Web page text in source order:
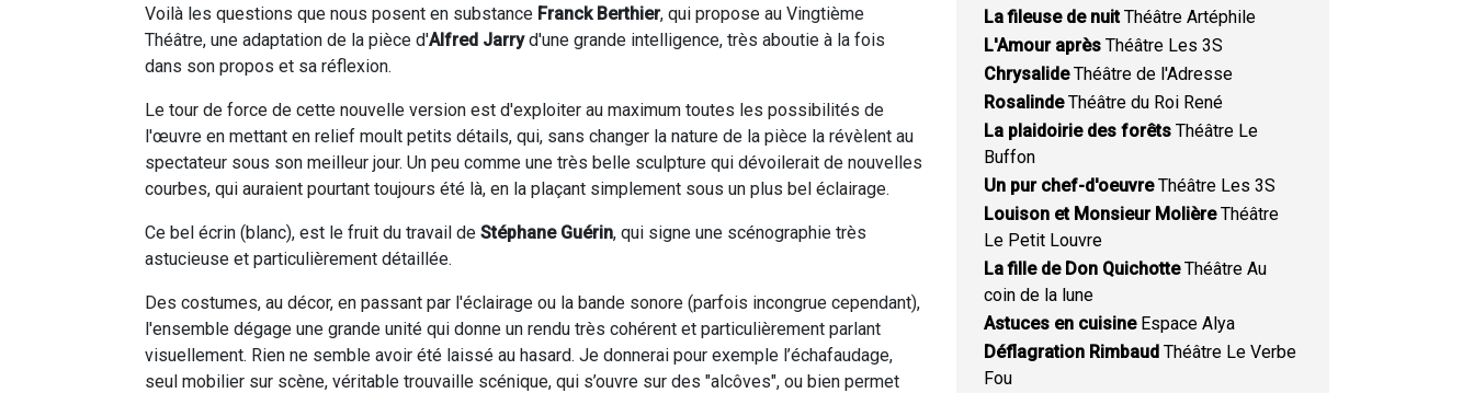
Voilà les questions que nous posent en substance Franck Berthier, qui propose au Vingtième
Théâtre, une adaptation de la pièce d'Alfred Jarryd'une grande intelligence, très aboutie à la fois
dans son propos et sa réflexion.
Le tour de force de cette nouvelle version est d'exploiter au maximum toutes les possibilités de
l'œuvre en mettant en relief moult petits détails, qui, sans changer la nature de la pièce la révèlent au
spectateur sous son meilleur jour. Un peu comme une très belle sculpture qui dévoilerait de nouvelles
courbes, qui auraient pourtant toujours été là, en la plaçant simplement sous un plus bel éclairage.
Ce bel écrin (blanc), est le fruit du travail de Stéphane Guérin, qui signe une scénographie très
astucieuse et particulièrement détaillée.
Des costumes, au décor, en passant par l'éclairage ou la bande sonore (parfois incongrue cependant),
l'ensemble dégage une grande unité qui donne un rendu très cohérent et particulièrement parlant
visuellement. Rien ne semble avoir été laissé au hasard. Je donnerai pour exemple l’échafaudage,
seul mobilier sur scène, véritable trouvaille scénique, qui s’ouvre sur des "alcôves", ou bien permet
La fileuse de nuitThéâtre Artéphile
L'Amour après Théâtre Les 3S
ChrysalideThéâtre de l'Adresse
RosalindeThéâtre du Roi René
La plaidoirie des forêts Théâtre Le
Buffon
Un pur chef-d'oeuvreThéâtre Les 3S
Louison et Monsieur MolièreThéâtre
Le Petit Louvre
La fille de Don QuichotteThéâtre Au
coin de la lune
Astuces en cuisineEspace Alya
Déflagration Rimbaud Théâtre Le Verbe
Fou